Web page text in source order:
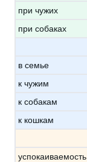
при чужих
при собаках
в семье
к чужим
к собакам
к кошкам
успокаиваемость